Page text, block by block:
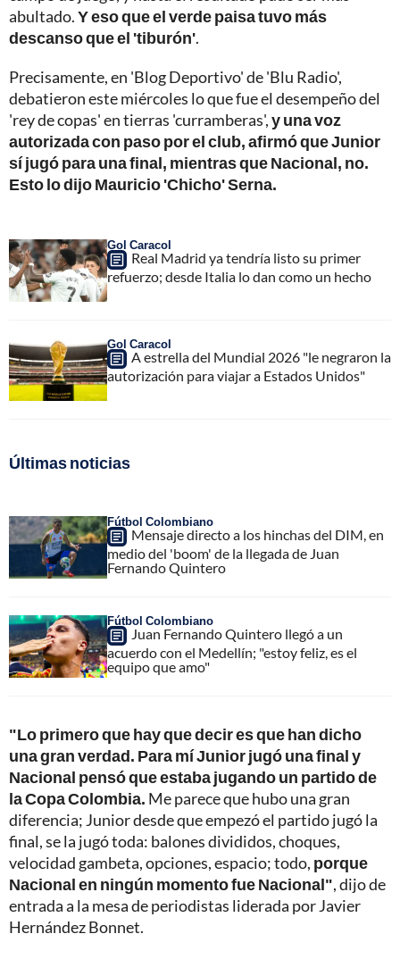
abultado.Y eso que el verde paisa tuvo más
descanso que el 'tiburón'.
Precisamente, en 'Blog Deportivo' de 'Blu Radio',
debatieron este miércoles lo que fue el desempeño del
'rey de copas' en tierras 'curramberas',y una voz
autorizada con paso por el club, afirmó que Junior
sí jugó para una final, mientras que Nacional, no.
Esto lo dijo Mauricio 'Chicho' Serna.
Gol Caracol
Real Madrid ya tendría listo su primer
refuerzo; desde Italia lo dan como un hecho
Gol Caracol
A estrella del Mundial 2026 "le negraron la
autorización para viajar a Estados Unidos"
Últimas noticias
Fútbol Colombiano
Mensaje directo a los hinchas del DIM, en
medio del 'boom' de la llegada de Juan
Fernando Quintero
Fútbol Colombiano
Juan Fernando Quintero llegó a un
acuerdo con el Medellín; "estoy feliz, es el
equipo que amo"
"Lo primero que hay que decir es que han dicho
una gran verdad. Para mí Junior jugó una final y
Nacional pensó que estaba jugando un partido de
la Copa Colombia. Me parece que hubo una gran
diferencia; Junior desde que empezó el partido jugó la
final, se la jugó toda: balones divididos, choques,
velocidad gambeta, opciones, espacio; todo, porque
Nacional en ningún momento fue Nacional", dijo de
entrada a la mesa de periodistas liderada por Javier
Hernández Bonnet.